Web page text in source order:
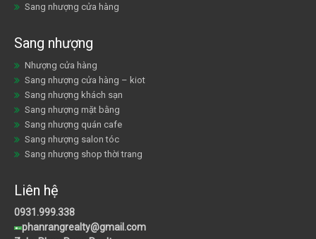
Sang nhượng cửa hàng
Sang nhượng
Nhượng cửa hàng
Sang nhượng cửa hàng – kiot
Sang nhượng khách sạn
Sang nhượng mặt bằng
Sang nhượng quán cafe
Sang nhượng salon tóc
Sang nhượng shop thời trang
Liên hệ
0931.999.338
phanrangrealty@gmail.com